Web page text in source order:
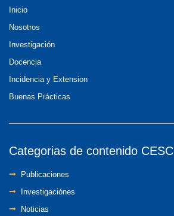
Inicio
Nosotros
Investigación
Docencia
Incidencia y Extension
Buenas Prácticas
Categorias de contenido CESC
Publicaciones
Investigaciónes
Noticias